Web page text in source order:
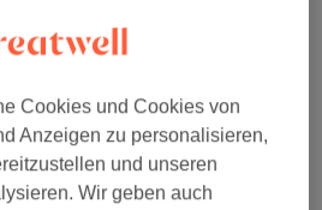
& Selber
ab 84 €
Cookies und Cookies von
Anzeigen zu personalisieren,
und unseren
Wir geben auch